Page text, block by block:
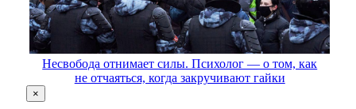
Несвобода отнимает силы. Психолог — о том, как
не отчаяться, когда закручивают гайки
×